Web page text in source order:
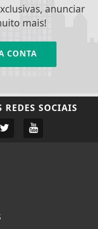
anunciar
mais!
CONTA
REDES SOCIAIS